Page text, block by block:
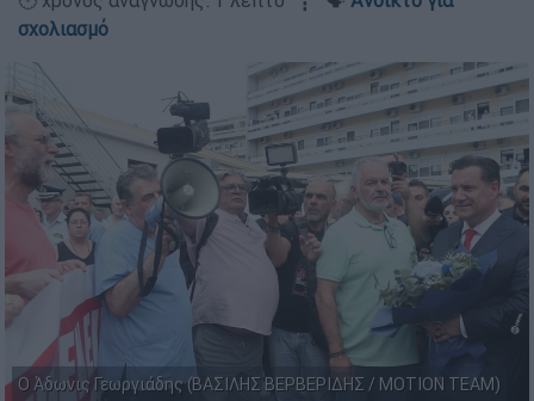
σχολιασμό
Ο Άδωνις Γεωργιάδης (ΒΑΣΙΛΗΣ ΒΕΡΒΕΡΙΔΗΣ / ΜOTION TEAM)